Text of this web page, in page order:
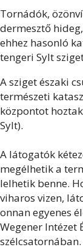
Tornádók,
dermesztő
ehhez hasonló
tengeri Sylt
A sziget északi
természeti
központot
Sylt).
A látogatók
megélhetik a
lelhetik benne.
viharos vizen,
onnan egyenes
Wegener Intézet
szélcsatornában.